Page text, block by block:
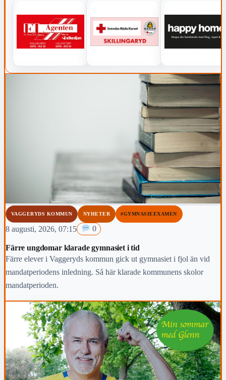
VAGGERYDS KOMMUN NYHETER #GYMNASIEEXAMEN
8 augusti, 2026, 07:15 0
Färre ungdomar klarade gymnasiet i tid
Färre elever i Vaggeryds kommun gick ut gymnasiet i fjol än vid
mandatperiodens inledning. Så här klarade kommunens skolor
mandatperioden.